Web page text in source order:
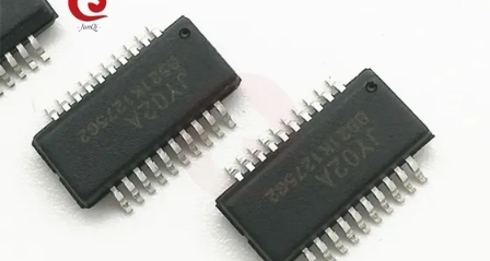
SITEMAP
PRIVACYBELEID